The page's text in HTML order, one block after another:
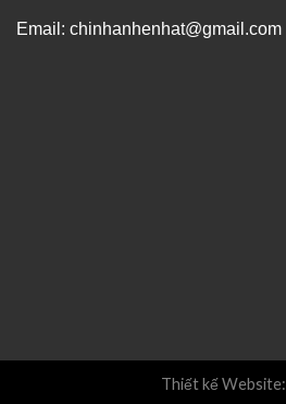
Email: chinhanhenhat@gmail.com
Thiết kế Website: